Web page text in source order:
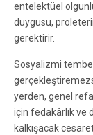
entelektüel
duygusu,
gerektirir.
Sosyalizmi
yerden, genel
için fedakârlık ve
kalkışacak